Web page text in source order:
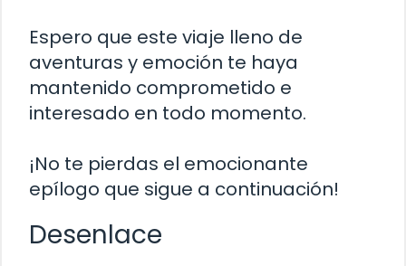
Espero que este viaje lleno de
aventuras y emoción te haya
mantenido comprometido e
interesado en todo momento.
¡No te pierdas el emocionante
epílogo que sigue a continuación!
Desenlace